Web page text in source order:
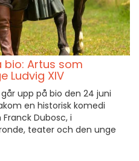
bio: Artus som
Ludvig XIV
upp på bio den 24 juni
en historisk komedi
Dubosc, i
teater och den unge